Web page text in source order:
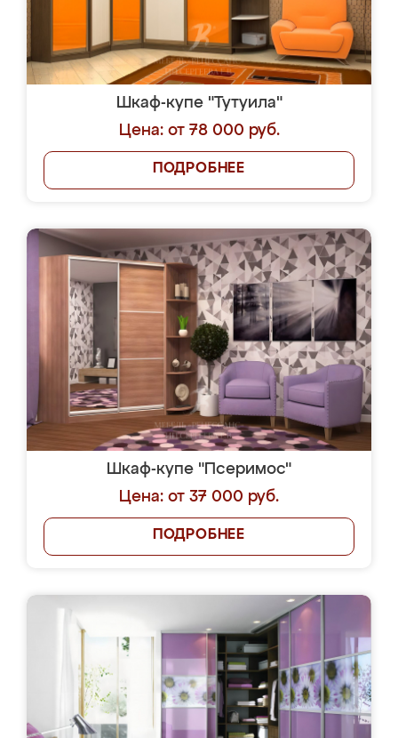
Шкаф-купе "Тутуила"
Цена: от 78 000 руб.
ПОДРОБНЕЕ
Шкаф-купе "Псеримос"
Цена: от 37 000 руб.
ПОДРОБНЕЕ